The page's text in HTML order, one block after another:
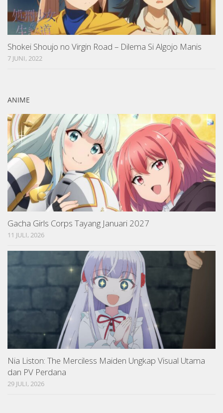
Shokei Shoujo no Virgin Road – Dilema Si Algojo Manis
7 JUNI, 2022
ANIME
Gacha Girls Corps Tayang Januari 2027
11 JULI, 2026
Nia Liston: The Merciless Maiden Ungkap Visual Utama
dan PV Perdana
29 JULI, 2026